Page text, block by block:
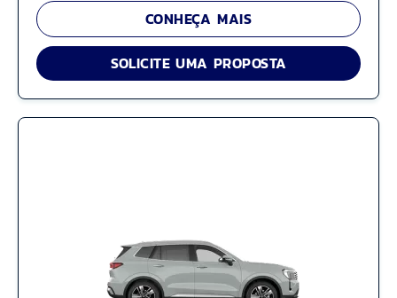
CONHEÇA MAIS
SOLICITE UMA PROPOSTA